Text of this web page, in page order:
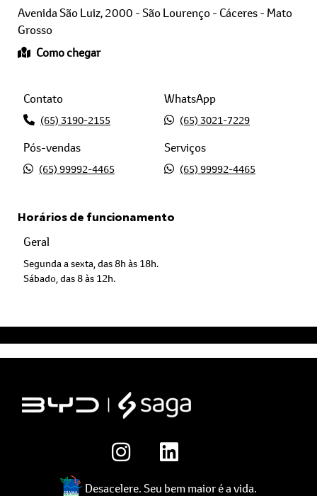
Grosso
Como chegar
(65) 3190-2155 (65) 3021-7229
Pós-vendas
(65) 99992-4465
Serviços
(65) 99992-4465
Geral
Segunda a sexta, das 8h às 18h.
Sábado, das 8 às 12h.
Desacelere. Seu bem maior é a vida.